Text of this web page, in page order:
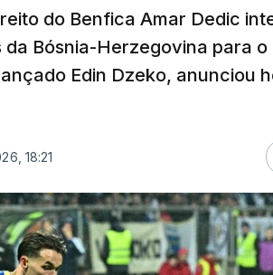
do Benfica Amar Dedic
Bósnia-Herzegovina para
Edin Dzeko, anunciou
18:21